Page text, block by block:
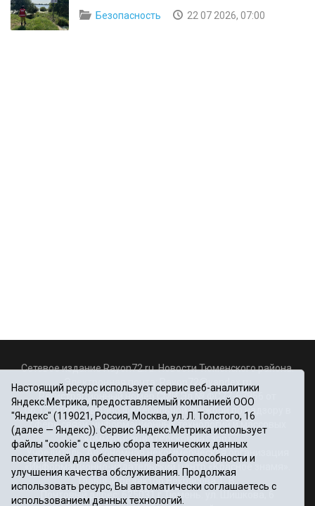
Безопасность 22 07 2026, 07:00
Сетевое издание Rayon72.ru. Новости Тюменского района.
Rayon72@yandex.ru
Регистрационный номер СМИ Эл № ФС77-67956 от
06.12.2016г., выдано Федеральной службой по надзору в
сфере связи, информационных технологий и массовых
коммуникаций (Роскомнадзор)
Учредитель: Автономная некоммерческая организация
«Информационно-издательский центр «Красное знамя».
Главный редактор Некрасова Т. В.
Почтовый адрес: 625031 г.Тюмень. ул. Шишкова, 6
Настоящий ресурс использует сервис веб-аналитики
Яндекс.Метрика, предоставляемый компанией ООО
"Яндекс" (119021, Россия, Москва, ул. Л. Толстого, 16
(далее — Яндекс)). Сервис Яндекс.Метрика использует
файлы "cookie" с целью сбора технических данных
посетителей для обеспечения работоспособности и
улучшения качества обслуживания. Продолжая
использовать ресурс, Вы автоматически соглашаетесь с
использованием данных технологий.